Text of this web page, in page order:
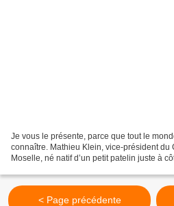
Je vous le présente, parce que tout le
connaître. Mathieu Klein, vice-président du
Moselle, né natif d’un petit patelin juste à
< Page précédente